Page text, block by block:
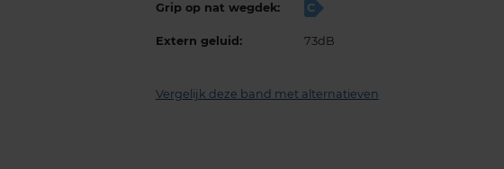
Grip op nat wegdek: C
Extern geluid: 73dB
Vergelijk deze band met alternatieven